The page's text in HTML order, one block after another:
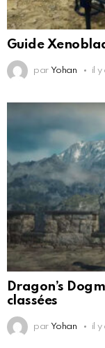
Guide
par Yohan il y
Dragon’s
classées
par Yohan il y